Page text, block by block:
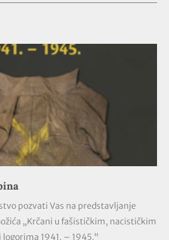
pozvati Vas na predstavljanje
„Krčani u fašističkim, nacističkim
1941. – 1945.“